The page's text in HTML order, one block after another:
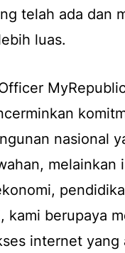
telah ada dan
luas.
nasional
melainkan
kami berupaya
internet yang